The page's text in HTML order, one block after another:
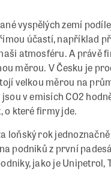
vyspělých zemí
účastí, například
atmosféru. A právě
měrou. V Česku je
velkou měrou na
v emisích CO2
o které firmy jde.
loňský rok
podniků z první
jako je